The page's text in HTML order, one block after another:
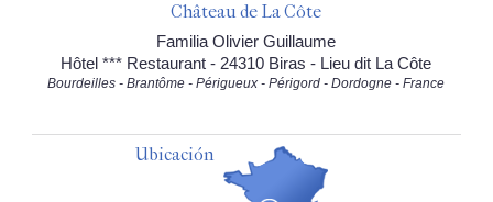
Château de La Côte
Familia Olivier Guillaume
Hôtel *** Restaurant - 24310 Biras - Lieu dit La Côte
Bourdeilles - Brantôme - Périgueux - Périgord - Dordogne - France
Ubicación